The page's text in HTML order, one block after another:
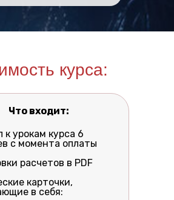
курса:
Что входит:
к урокам курса 6
с момента оплаты
расчетов в PDF
карточки,
в себя: